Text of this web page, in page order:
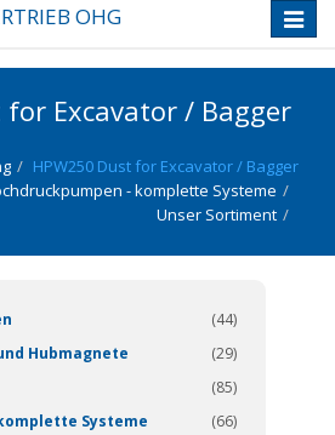
OHG
Toggle
for Excavator / Bagger
HPW250 Dust for Excavator / Bagger
- komplette Systeme
Unser Sortiment
(44)
Hubmagnete
(29)
(85)
Systeme
(66)